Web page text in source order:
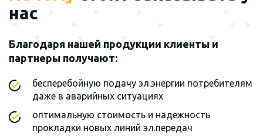
нас
Благодаря нашей продукции клиенты и
партнеры получают:
бесперебойную подачу эл.энергии потребителям
даже в аварийных ситуациях
оптимальную стоимость и надежность
прокладки новых линий эл.передач